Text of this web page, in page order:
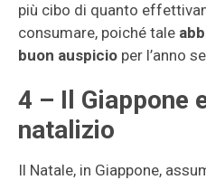
più cibo di quanto
consumare, poiché tale
buon auspicio per l’anno
4 – Il Giappone
natalizio
Il Natale, in Giappone,